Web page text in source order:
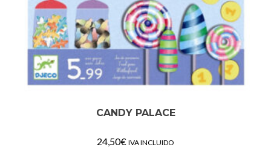
CANDY PALACE
24,50€ IVA INCLUIDO